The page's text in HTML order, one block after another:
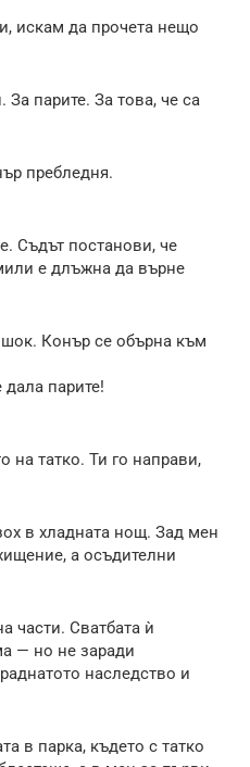
искам да прочета нещо
парите. За това, че са
пребледня.
Съдът постанови, че
е длъжна да върне
Конър се обърна към
парите!
на татко. Ти го направи,
в хладната нощ. Зад мен
а осъдителни
части. Сватбата ѝ
— но не заради
наследство и
в парка, където с татко